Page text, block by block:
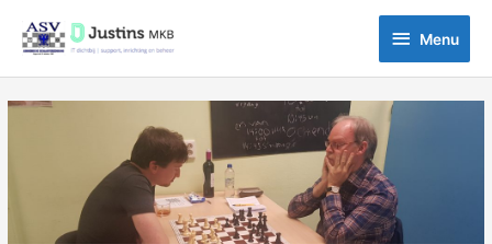
naar
inhoud
Menu
Menu